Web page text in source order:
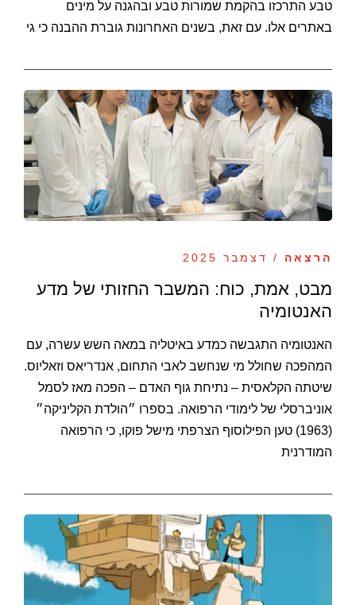
טבע התרכזו בהקמת שמורות טבע ובהגנה על מינים
באתרים אלו. עם זאת, בשנים האחרונות גוברת ההבנה כי גי
הרצאה / דצמבר 2025
מבט, אמת, כוח: המשבר החזותי של מדע
האנטומיה
האנטומיה התגבשה כמדע באיטליה במאה השש עשרה, עם
המהפכה שחולל מי שנחשב לאבי התחום, אנדריאס וזאליוס.
שיטתה הקלאסית – נתיחת גוף האדם – הפכה מאז לסמל
אוניברסלי של לימודי הרפואה. בספרו ״הולדת הקליניקה״
(1963) טען הפילוסוף הצרפתי מישל פוקו, כי הרפואה
המודרנית